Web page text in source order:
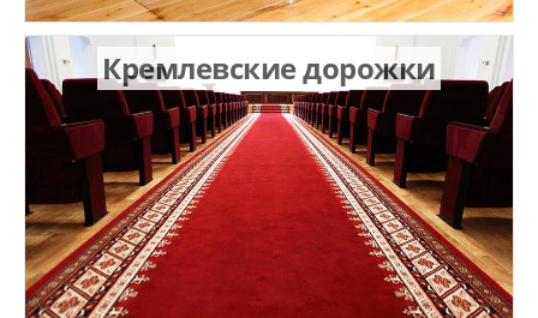
Кремлевские дорожки